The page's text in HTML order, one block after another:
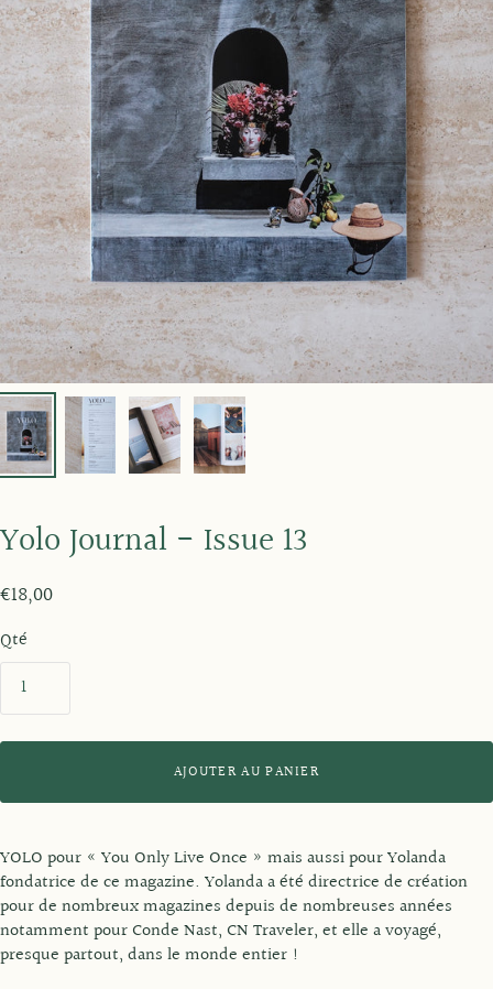
Yolo Journal - Issue 13
€18,00
Qté
AJOUTER AU PANIER
YOLO pour « You Only Live Once » mais aussi pour Yolanda
fondatrice de ce magazine. Yolanda a été directrice de création
pour de nombreux magazines depuis de nombreuses années
notamment pour Conde Nast, CN Traveler, et elle a voyagé,
presque partout, dans le monde entier !